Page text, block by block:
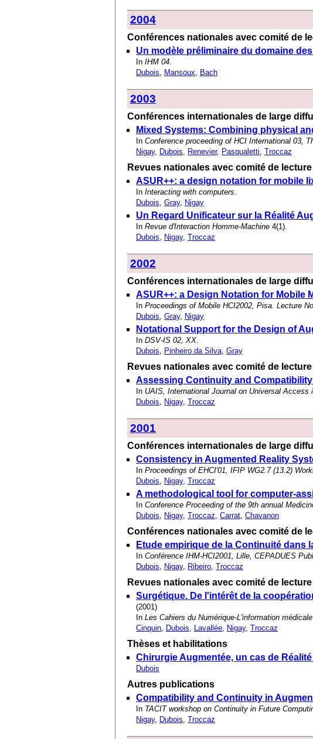
2004
Conférences nationales avec comité de
Un modèle préliminaire du domaine
In IHM 04.
Dubois, Mansoux, Bach
2003
Conférences internationales de large
Mixed Systems: Combining physical
In Conference proceeding of HCI International 03,
Nigay, Dubois, Renevier, Pasqualetti, Troccaz
Revues nationales avec comité de lecture
ASUR++: a design notation for mobile
In Interacting with computers.
Dubois, Gray, Nigay
Un Regard Unificateur sur la Réalité
In Revue d'Interaction Homme-Machine 4(1).
Dubois, Nigay, Troccaz
2002
Conférences internationales de large
ASUR++: a Design Notation for Mobile
In Proceedings of Mobile HCI2002, Pisa. Lecture
Dubois, Gray, Nigay
Notational Support for the Design of
In DSV-IS 02, XX.
Dubois, Pinheiro da Silva, Gray
Revues nationales avec comité de lecture
Assessing Continuity and
In UAIS, International Journal on Universal
Dubois, Nigay, Troccaz
2001
Conférences internationales de large
Consistency in Augmented Reality
In Proceedings of EHCI'01, IFIP WG2.7 (13.2)
Dubois, Nigay, Troccaz
A methodological tool for computer-
In Conference Proceeding of the 9th annual
Dubois, Nigay, Troccaz, Carrat, Chavanon
Conférences nationales avec comité de
Etude empirique de la Continuité dans
In Conférence IHM-HCI2001, Lille, CEPADUES Publ
Dubois, Nigay, Ribeiro, Troccaz
Revues nationales avec comité de lecture
Surgétique. De l'intérêt de la
(2001)
In Les Cahiers du Numérique-L'information
Cinquin, Dubois, Lavallée, Nigay, Troccaz
Thèses et habilitations
Chirurgie Augmentée, un cas de
Dubois
Autres publications
Compatibility and Continuity in
In TACIT workshop on Continuity in Future
Nigay, Dubois, Troccaz